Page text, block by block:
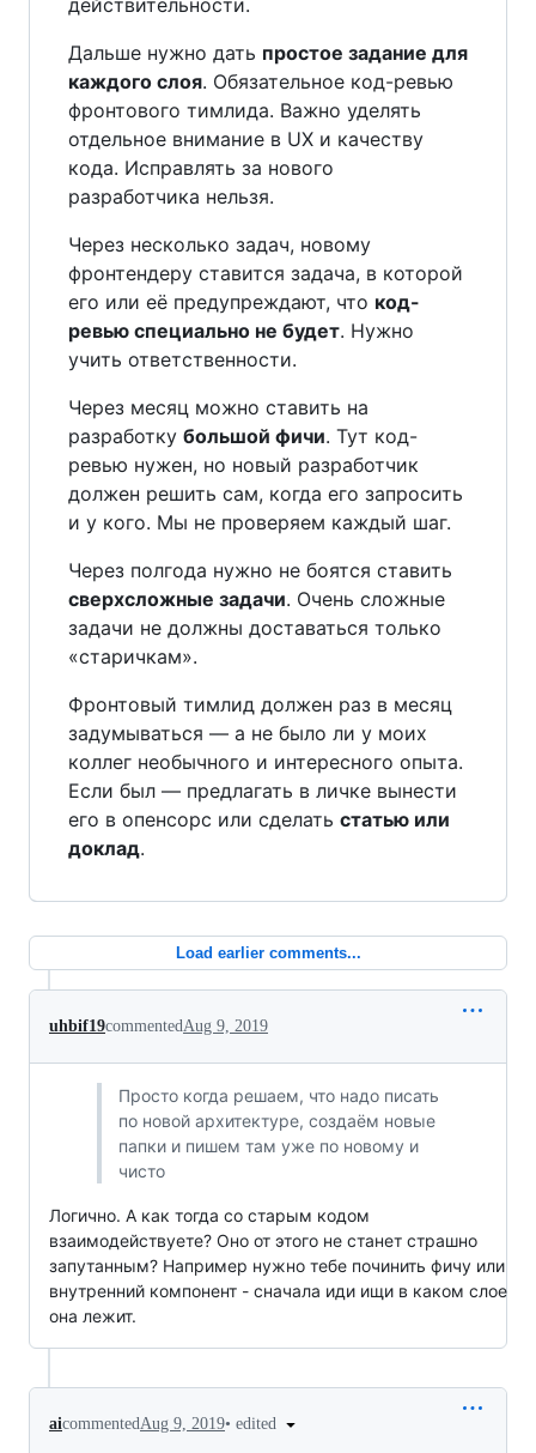
Дальше нужно дать простое задание для
каждого слоя. Обязательное код-ревью
фронтового тимлида. Важно уделять
отдельное внимание в UX и качеству
кода. Исправлять за нового
разработчика нельзя.
Через несколько задач, новому
фронтендеру ставится задача, в которой
его или её предупреждают, что код-
ревью специально не будет. Нужно
учить ответственности.
Через месяц можно ставить на
разработку большой фичи. Тут код-
ревью нужен, но новый разработчик
должен решить сам, когда его запросить
и у кого. Мы не проверяем каждый шаг.
Через полгода нужно не боятся ставить
сверхсложные задачи. Очень сложные
задачи не должны доставаться только
«старичкам».
Фронтовый тимлид должен раз в месяц
задумываться — а не было ли у моих
коллег необычного и интересного опыта.
Если был — предлагать в личке вынести
его в опенсорс или сделать статью или
доклад.
Load earlier comments...
uhbif19commentedAug 9, 2019
Просто когда решаем, что надо писать
по новой архитектуре, создаём новые
папки и пишем там уже по новому и
чисто
Логично. А как тогда со старым кодом
взаимодействуете? Оно от этого не станет страшно
запутанным? Например нужно тебе починить фичу или
внутренний компонент - сначала иди ищи в каком слое
она лежит.
aicommented Aug 9, 2019• edited